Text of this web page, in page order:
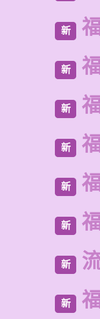
新
新
新
新
新
新
新
新